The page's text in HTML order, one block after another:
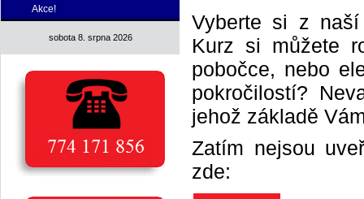
Akce!
sobota 8. srpna 2026
Vyberte si z
Kurz si můžete
pobočce, nebo
pokročilostí?
jehož základě
Zatím nejsou
zde: